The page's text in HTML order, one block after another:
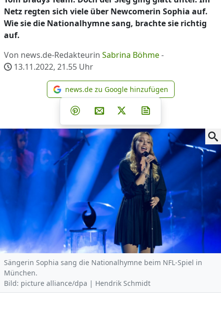
Netz regten sich viele über Newcomerin Sophia auf.
Wie sie die Nationalhymne sang, brachte sie richtig
auf.
Von news.de-Redakteurin Sabrina Böhme-
13.11.2022, 21.55 Uhr
news.de zu Google
news.de zu Google hinzufügen
Teilen auf Facebook
Teilen auf Whatsapp
Teilen auf Telegram
Teilen auf Pinterest
Per E-Mail teilen
Post auf X
Sängerin Sophia sang die Nationalhymne beim NFL-Spiel in
München.
Bild: picture alliance/dpa | Hendrik Schmidt